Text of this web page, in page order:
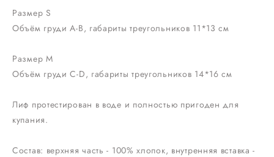
Размер S
Объём груди А-В, габариты треугольников 11*13 см
Размер M
Объём груди C-D, габариты треугольников 14*16 см
Лиф протестирован в воде и полностью пригоден для
купания.
Состав: верхняя часть - 100% хлопок, внутренняя вставка -